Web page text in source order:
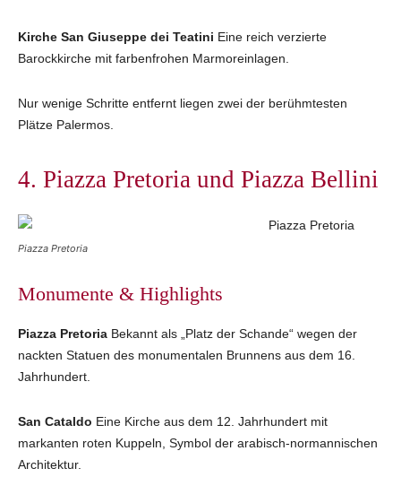
Kirche San Giuseppe dei Teatini Eine reich verzierte
Barockkirche mit farbenfrohen Marmoreinlagen.
Nur wenige Schritte entfernt liegen zwei der berühmtesten
Plätze Palermos.
4. Piazza Pretoria und Piazza Bellini
Piazza Pretoria
Monumente & Highlights
Piazza Pretoria Bekannt als „Platz der Schande“ wegen der
nackten Statuen des monumentalen Brunnens aus dem 16.
Jahrhundert.
San Cataldo Eine Kirche aus dem 12. Jahrhundert mit
markanten roten Kuppeln, Symbol der arabisch‑normannischen
Architektur.